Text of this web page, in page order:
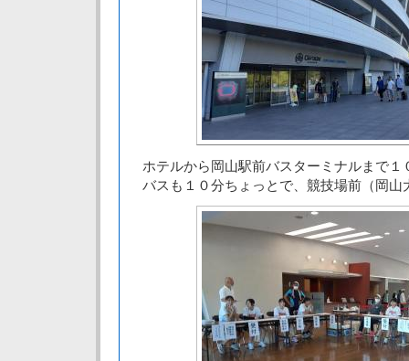
ホテルから岡山駅前バスターミナルまで１
バスも１０分ちょっとで、競技場前（岡山